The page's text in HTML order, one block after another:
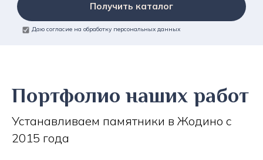
Получить каталог
Даю согласие на обработку персональных данных
Портфолио наших работ
Устанавливаем памятники в Жодино с
2015 года